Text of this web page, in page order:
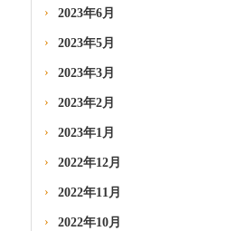
2023年6月
2023年5月
2023年3月
2023年2月
2023年1月
2022年12月
2022年11月
2022年10月